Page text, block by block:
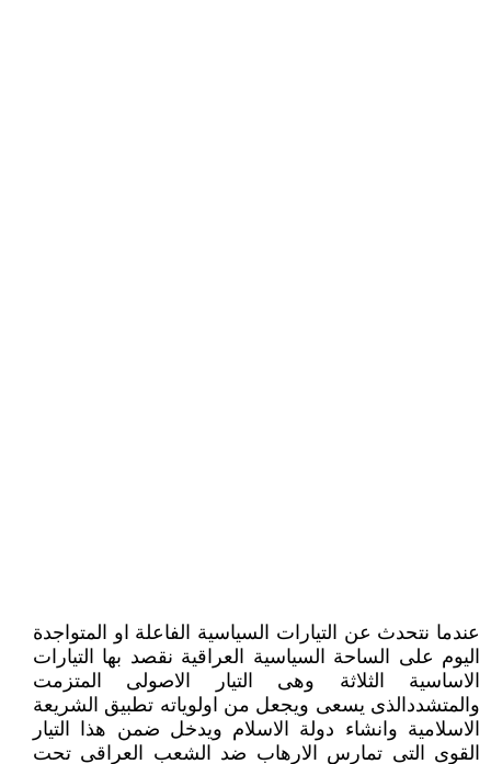
عندما نتحدث عن التيارات السياسية الفاعلة او المتواجدة
اليوم على الساحة السياسية العراقية نقصد بها التيارات
الاساسية الثلاثة وهى التيار الاصولى المتزمت
والمتشددالذى يسعى ويجعل من اولوياته تطبيق الشريعة
الاسلامية وانشاء دولة الاسلام ويدخل ضمن هذا التيار
القوى التى تمارس الارهاب ضد الشعب العراقى تحت